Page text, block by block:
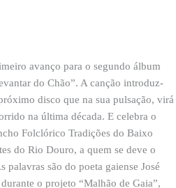
avanço para o segundo álbum
do Chão”. A canção introduz-
disco que na sua pulsação, virá
na última década. E celebra o
Folclórico Tradições do Baixo
do Rio Douro, a quem se deve o
palavras são do poeta gaiense José
o projeto “Malhão de Gaia”,